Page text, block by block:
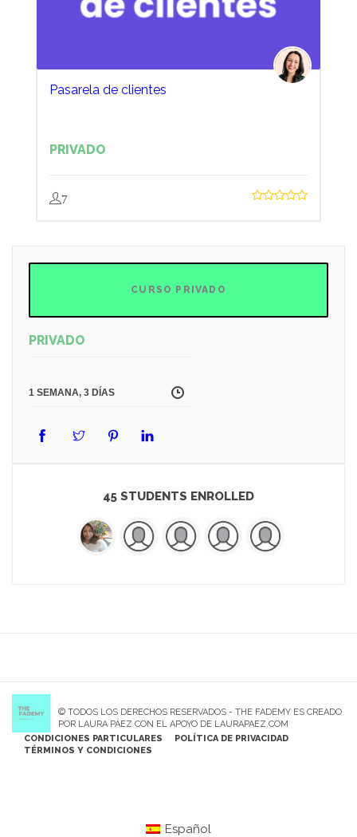
Pasarela de clientes
PRIVADO
7
CURSO PRIVADO
PRIVADO
1 SEMANA, 3 DÍAS
45 STUDENTS ENROLLED
© TODOS LOS DERECHOS RESERVADOS - THE FADEMY ES CREADO
POR LAURA PÁEZ CON EL APOYO DE LAURAPAEZ.COM
CONDICIONES PARTICULARES
POLÍTICA DE PRIVACIDAD
TÉRMINOS Y CONDICIONES
Español